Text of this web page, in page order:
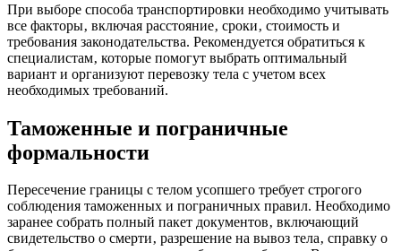
При выборе способа транспортировки необходимо учитывать
все факторы‚ включая расстояние‚ сроки‚ стоимость и
требования законодательства. Рекомендуется обратиться к
специалистам‚ которые помогут выбрать оптимальный
вариант и организуют перевозку тела с учетом всех
необходимых требований.
Таможенные и пограничные
формальности
Пересечение границы с телом усопшего требует строгого
соблюдения таможенных и пограничных правил. Необходимо
заранее собрать полный пакет документов‚ включающий
свидетельство о смерти‚ разрешение на вывоз тела‚ справку о